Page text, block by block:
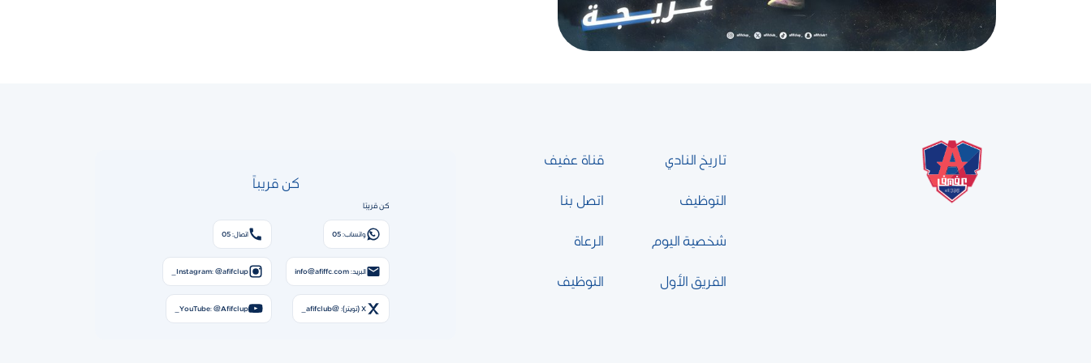
تاريخ النادي قناة عفيف
التوظيف اتصل بنا
شخصية اليوم الرعاة
الفريق الأول التوظيف
كن قريباً
كن قريبًا
واتساب: 05 اتصال: 05
البريد: info@afiffc.com Instagram: @afifclup_
X (تويتر): @afifclub_ YouTube: @Afifclup_